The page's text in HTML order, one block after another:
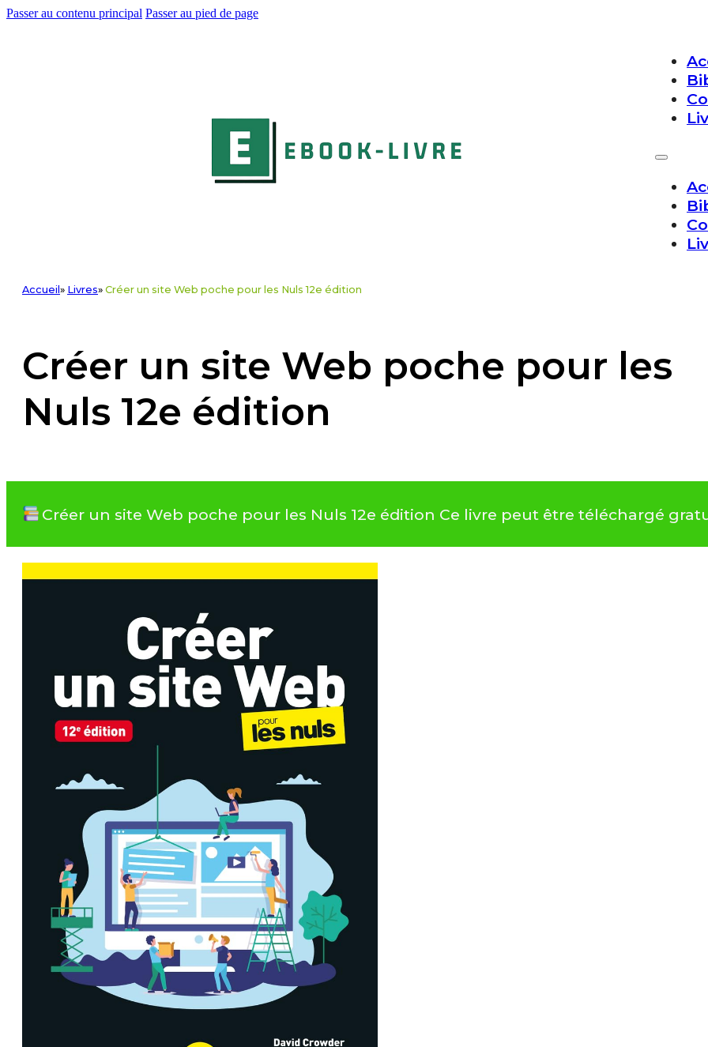
Passer au contenu principal Passer au pied de page
Accueil » Livres» Créer un site Web poche pour les Nuls 12e édition
Créer un site Web poche pour les
Nuls 12e édition
Créer un site Web poche pour les Nuls 12e édition Ce livre peut être téléchargé